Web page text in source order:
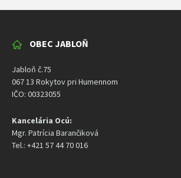
OBEC JABLOŇ
Jabloň č.75
067 13 Rokytov pri Humennom
IČO: 00323055
Kancelária Ocú:
Mgr. Patrícia Barančiková
Tel.: +421 57 44 70 016